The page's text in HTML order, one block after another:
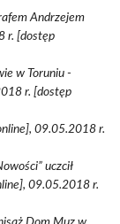
Andrzejem
r. [dostęp
w Toruniu -
r. [dostęp
09.05.2018 r.
uczcił
09.05.2018 r.